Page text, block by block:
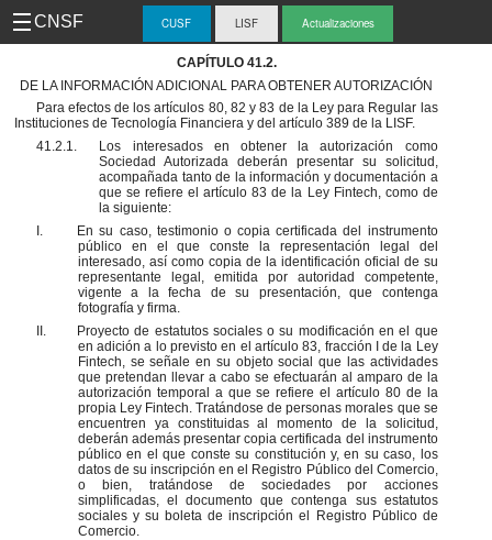
CNSF
CUS
CUSF LISF Actualizaciones
CAPÍTULO 41.2.
DE LA INFORMACIÓN ADICIONAL PARA OBTENER AUTORIZACIÓN
Para efectos de los artículos 80, 82 y 83 de la Ley para Regular las
Instituciones de Tecnología Financiera y del artículo 389 de la LISF.
41.2.1.
Los interesados en obtener la autorización como
Sociedad Autorizada deberán presentar su solicitud,
acompañada tanto de la información y documentación a
que se refiere el artículo 83 de la Ley Fintech, como de
la siguiente:
I.
En su caso, testimonio o copia certificada del instrumento
público en el que conste la representación legal del
interesado, así como copia de la identificación oficial de su
representante legal, emitida por autoridad competente,
vigente a la fecha de su presentación, que contenga
fotografía y firma.
II.
Proyecto de estatutos sociales o su modificación en el que
en adición a lo previsto en el artículo 83, fracción I de la Ley
Fintech, se señale en su objeto social que las actividades
que pretendan llevar a cabo se efectuarán al amparo de la
autorización temporal a que se refiere el artículo 80 de la
propia Ley Fintech. Tratándose de personas morales que se
encuentren ya constituidas al momento de la solicitud,
deberán además presentar copia certificada del instrumento
público en el que conste su constitución y, en su caso, los
datos de su inscripción en el Registro Público del Comercio,
o bien, tratándose de sociedades por acciones
simplificadas, el documento que contenga sus estatutos
sociales y su boleta de inscripción el Registro Público de
Comercio.